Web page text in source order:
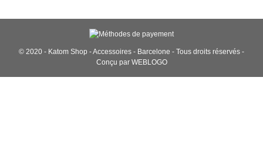
© 2020 - Katom Shop - Accessoires - Barcelone - Tous droits réservés -
Conçu par WEBLOGO